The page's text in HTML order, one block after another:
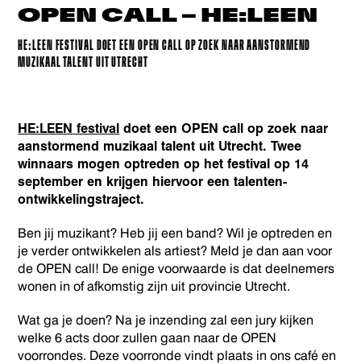
OPEN CALL – HE:LEEN
HE:LEEN FESTIVAL DOET EEN OPEN CALL OP ZOEK NAAR AANSTORMEND
MUZIKAAL TALENT UIT UTRECHT
HE:LEEN festival doet een OPEN call op zoek naar
aanstormend muzikaal talent uit Utrecht. Twee
winnaars mogen optreden op het festival op 14
september en krijgen hiervoor een talenten-
ontwikkelingstraject.
Ben jij muzikant? Heb jij een band? Wil je optreden en
je verder ontwikkelen als artiest? Meld je dan aan voor
de OPEN call! De enige voorwaarde is dat deelnemers
wonen in of afkomstig zijn uit provincie Utrecht.
Wat ga je doen? Na je inzending zal een jury kijken
welke 6 acts door zullen gaan naar de OPEN
voorrondes. Deze voorronde vindt plaats in ons café en